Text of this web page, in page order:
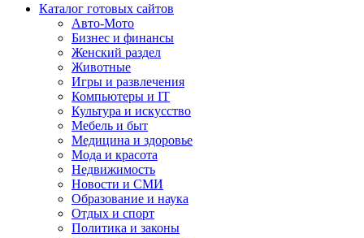
Каталог готовых сайтов
Авто-Мото
Бизнес и финансы
Женский раздел
Животные
Игры и развлечения
Компьютеры и IT
Культура и искусство
Мебель и быт
Медицина и здоровье
Мода и красота
Недвижимость
Новости и СМИ
Образование и наука
Отдых и спорт
Политика и законы